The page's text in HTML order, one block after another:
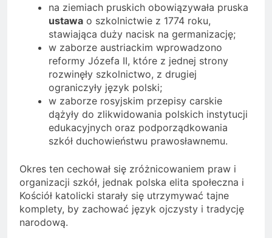
na ziemiach pruskich obowiązywała pruska
ustawa o szkolnictwie z 1774 roku,
stawiająca duży nacisk na germanizację;
w zaborze austriackim wprowadzono
reformy Józefa II, które z jednej strony
rozwinęły szkolnictwo, z drugiej
ograniczyły język polski;
w zaborze rosyjskim przepisy carskie
dążyły do zlikwidowania polskich instytucji
edukacyjnych oraz podporządkowania
szkół duchowieństwu prawosławnemu.
Okres ten cechował się zróżnicowaniem praw i
organizacji szkół, jednak polska elita społeczna i
Kościół katolicki starały się utrzymywać tajne
komplety, by zachować język ojczysty i tradycję
narodową.